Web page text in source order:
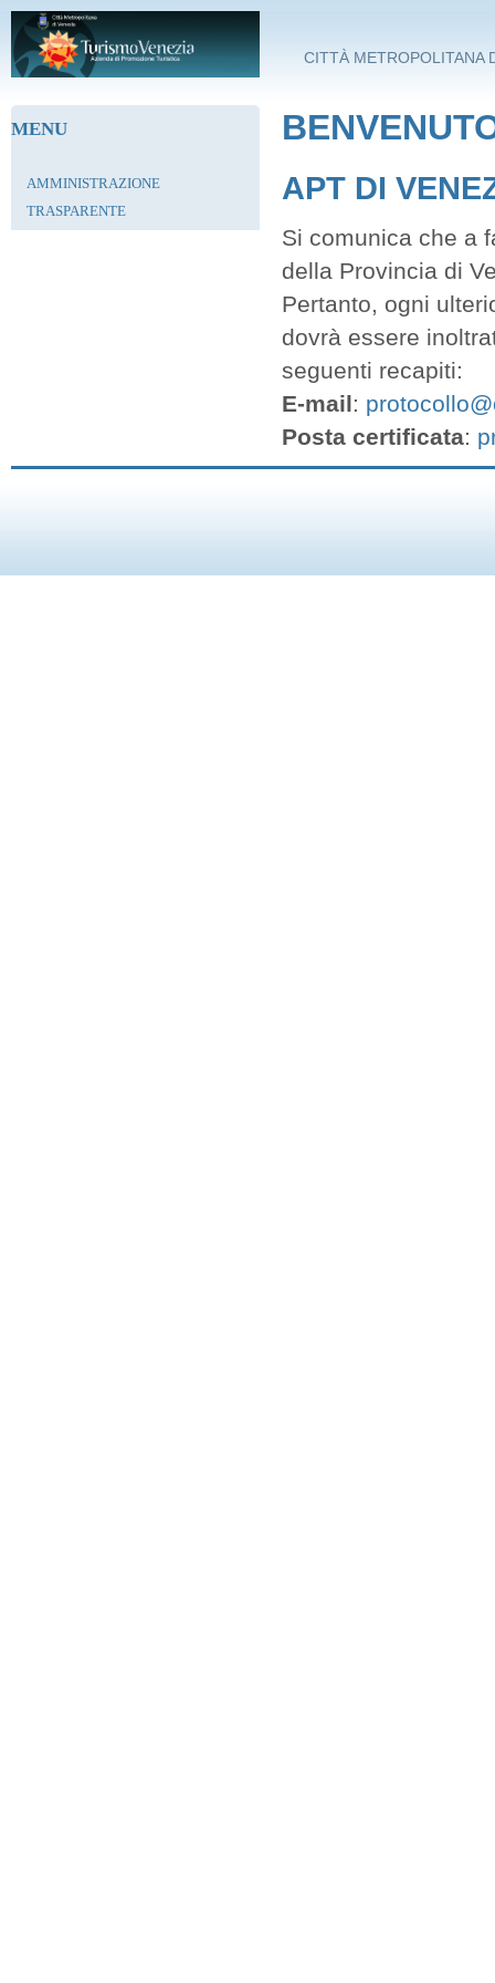
Salta al contenuto principale
CITTÀ METROPOLITANA
MENU
AMMINISTRAZIONE
TRASPARENTE
APT DI
Si comunica che a
della Provincia di
Pertanto, ogni
dovrà essere
seguenti recapiti:
E-mail:
Posta certificata: